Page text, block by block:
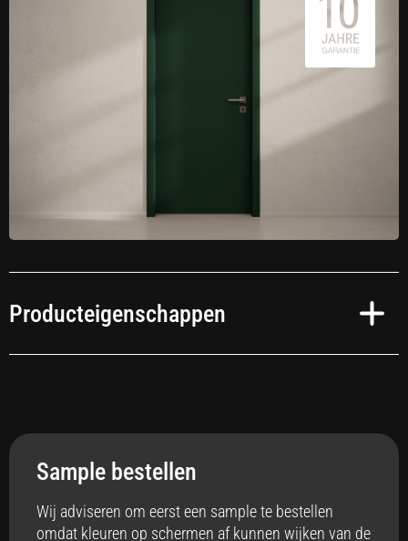
Producteigenschappen
Anti-bacterieel
Badkamer
Sample bestellen
Wij adviseren om eerst een sample te bestellen
omdat kleuren op schermen af kunnen wijken van de